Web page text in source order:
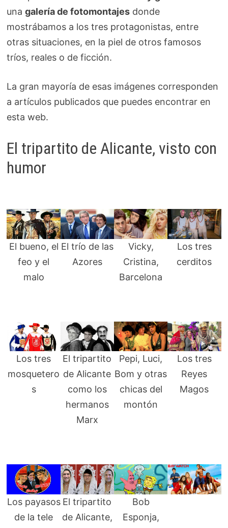
unagalería de fotomontajes donde
mostrábamos a los tres protagonistas, entre
otras situaciones, en la piel de otros famosos
tríos, reales o de ficción.
La gran mayoría de esas imágenes corresponden
a artículos publicados que puedes encontrar en
esta web.
El tripartito de Alicante, visto con
humor
El bueno, el
feo y el
malo
El trío de las
Azores
Vicky,
Cristina,
Barcelona
Los tres
cerditos
Los tres
mosquetero
s
El tripartito
de Alicante
como los
hermanos
Marx
Pepi, Luci,
Bom y otras
chicas del
montón
Los tres
Reyes
Magos
Los payasos
de la tele
El tripartito
de Alicante,
Bob
Esponja,